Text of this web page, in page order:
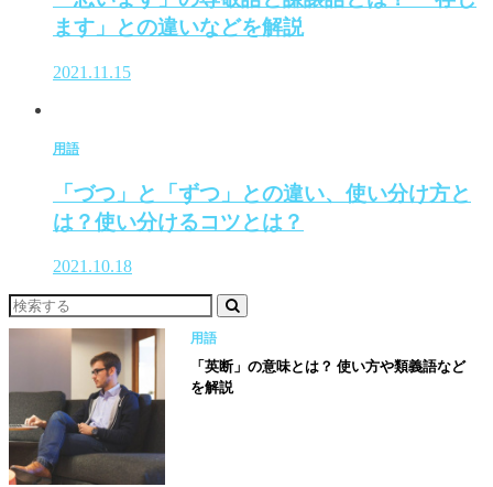
ます」との違いなどを解説
2021.11.15
用語
「づつ」と「ずつ」との違い、使い分け方と
は？使い分けるコツとは？
2021.10.18
用語
「英断」の意味とは？ 使い方や類義語など
を解説